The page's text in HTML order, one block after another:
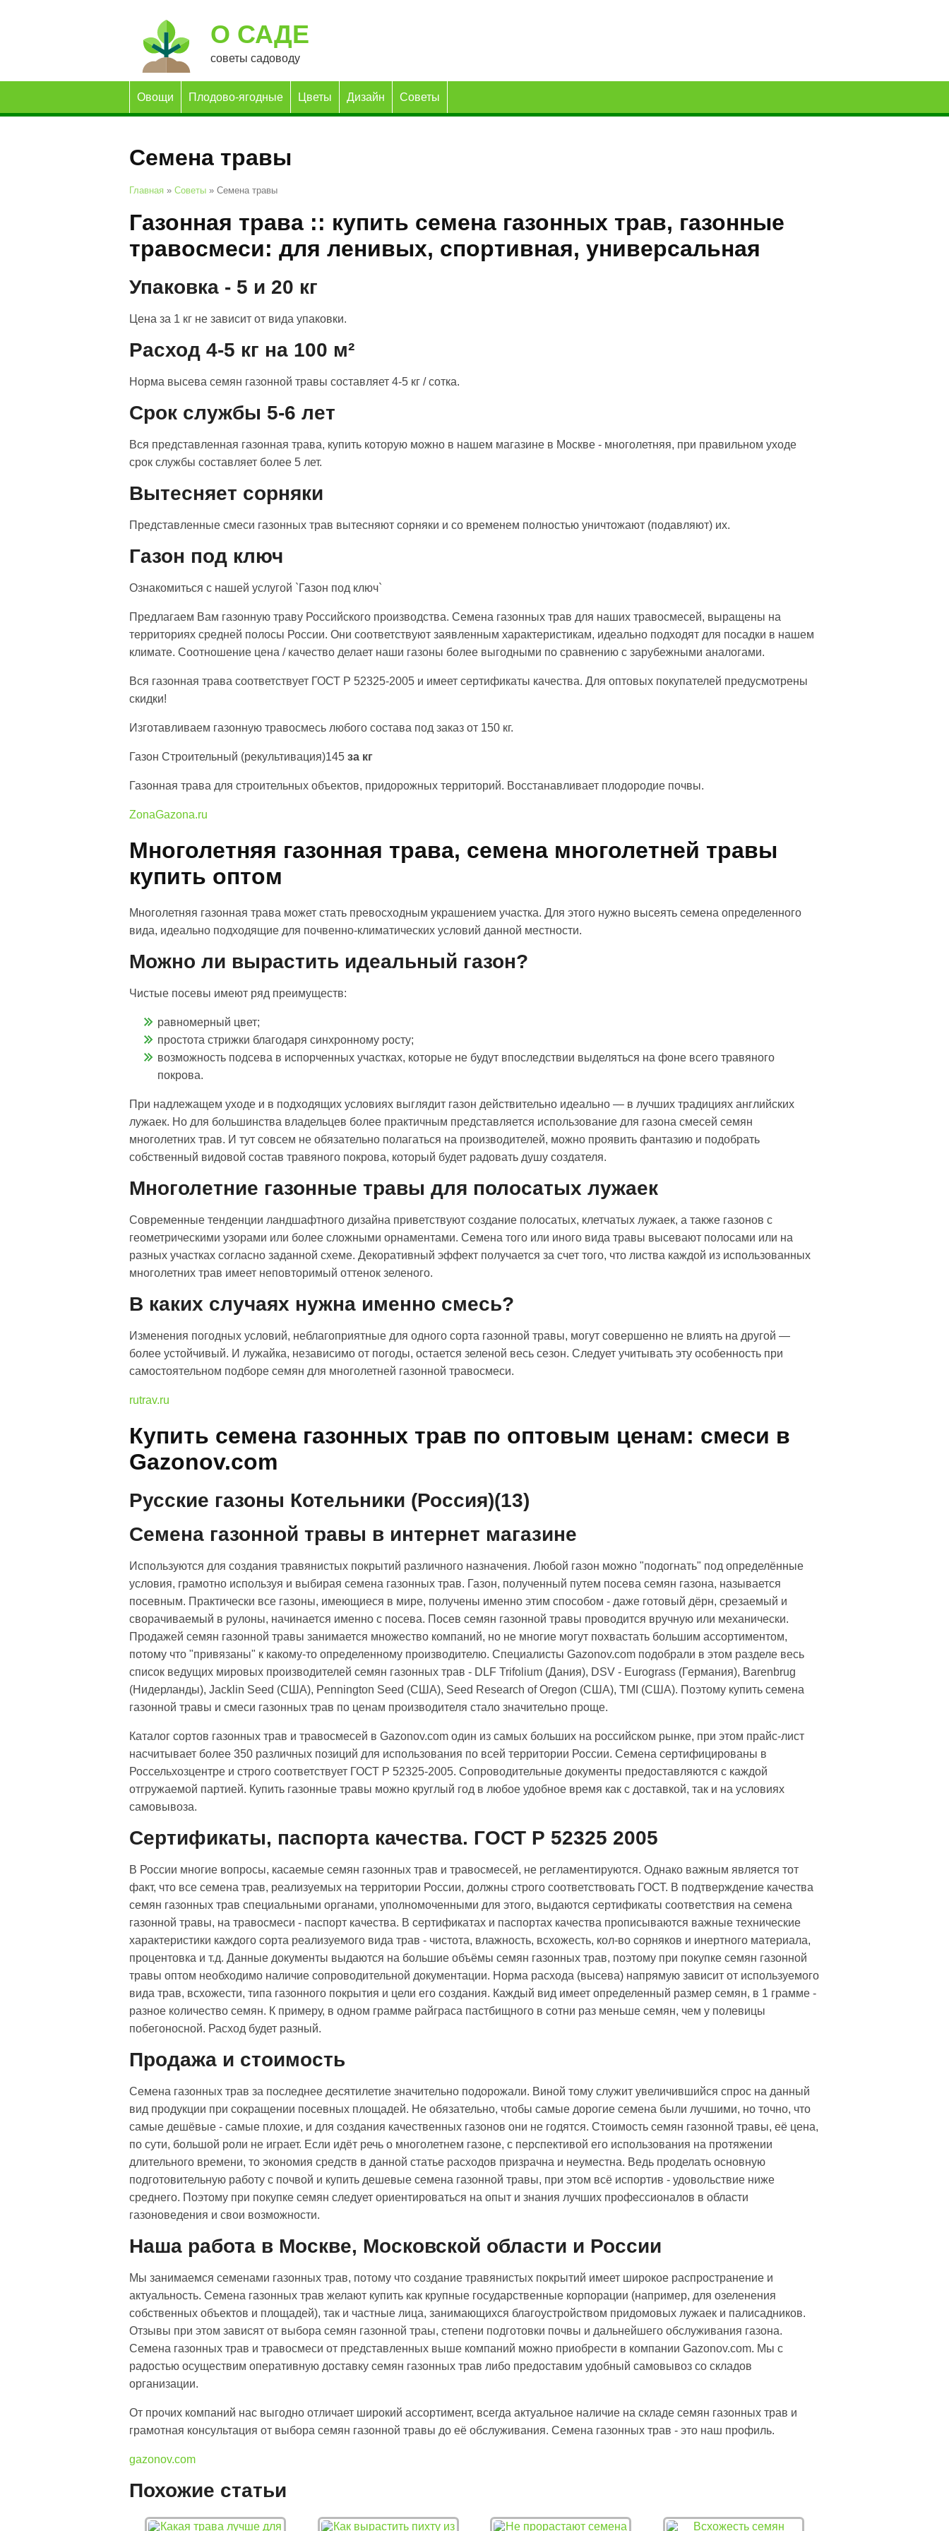
О САДЕ
советы садоводу
Семена травы
Главная » Советы » Семена травы
Газонная трава :: купить семена газонных трав, газонные
травосмеси: для ленивых, спортивная, универсальная
Упаковка - 5 и 20 кг
Цена за 1 кг не зависит от вида упаковки.
Расход 4-5 кг на 100 м²
Норма высева семян газонной травы составляет 4-5 кг / сотка.
Срок службы 5-6 лет
Вся представленная газонная трава, купить которую можно в нашем магазине в Москве - многолетняя, при правильном уходе
срок службы составляет более 5 лет.
Вытесняет сорняки
Представленные смеси газонных трав вытесняют сорняки и со временем полностью уничтожают (подавляют) их.
Газон под ключ
Ознакомиться с нашей услугой `Газон под ключ`
Предлагаем Вам газонную траву Российского производства. Семена газонных трав для наших травосмесей, выращены на
территориях средней полосы России. Они соответствуют заявленным характеристикам, идеально подходят для посадки в нашем
климате. Соотношение цена / качество делает наши газоны более выгодными по сравнению с зарубежными аналогами.
Вся газонная трава соответствует ГОСТ Р 52325-2005 и имеет сертификаты качества. Для оптовых покупателей предусмотрены
скидки!
Изготавливаем газонную травосмесь любого состава под заказ от 150 кг.
Газон Строительный (рекультивация)145 за кг
Газонная трава для строительных объектов, придорожных территорий. Восстанавливает плодородие почвы.
ZonaGazona.ru
Многолетняя газонная трава, семена многолетней травы
купить оптом
Многолетняя газонная трава может стать превосходным украшением участка. Для этого нужно высеять семена определенного
вида, идеально подходящие для почвенно-климатических условий данной местности.
Можно ли вырастить идеальный газон?
Чистые посевы имеют ряд преимуществ:
равномерный цвет;
простота стрижки благодаря синхронному росту;
возможность подсева в испорченных участках, которые не будут впоследствии выделяться на фоне всего травяного
покрова.
При надлежащем уходе и в подходящих условиях выглядит газон действительно идеально — в лучших традициях английских
лужаек. Но для большинства владельцев более практичным представляется использование для газона смесей семян
многолетних трав. И тут совсем не обязательно полагаться на производителей, можно проявить фантазию и подобрать
собственный видовой состав травяного покрова, который будет радовать душу создателя.
Многолетние газонные травы для полосатых лужаек
Современные тенденции ландшафтного дизайна приветствуют создание полосатых, клетчатых лужаек, а также газонов с
геометрическими узорами или более сложными орнаментами. Семена того или иного вида травы высевают полосами или на
разных участках согласно заданной схеме. Декоративный эффект получается за счет того, что листва каждой из использованных
многолетних трав имеет неповторимый оттенок зеленого.
В каких случаях нужна именно смесь?
Изменения погодных условий, неблагоприятные для одного сорта газонной травы, могут совершенно не влиять на другой —
более устойчивый. И лужайка, независимо от погоды, остается зеленой весь сезон. Следует учитывать эту особенность при
самостоятельном подборе семян для многолетней газонной травосмеси.
rutrav.ru
Купить семена газонных трав по оптовым ценам: смеси в
Gazonov.com
Русские газоны Котельники (Россия)(13)
Семена газонной травы в интернет магазине
Используются для создания травянистых покрытий различного назначения. Любой газон можно "подогнать" под определённые
условия, грамотно используя и выбирая семена газонных трав. Газон, полученный путем посева семян газона, называется
посевным. Практически все газоны, имеющиеся в мире, получены именно этим способом - даже готовый дёрн, срезаемый и
сворачиваемый в рулоны, начинается именно с посева. Посев семян газонной травы проводится вручную или механически.
Продажей семян газонной травы занимается множество компаний, но не многие могут похвастать большим ассортиментом,
потому что "привязаны" к какому-то определенному производителю. Специалисты Gazonov.com подобрали в этом разделе весь
список ведущих мировых производителей семян газонных трав - DLF Trifolium (Дания), DSV - Eurograss (Германия), Barenbrug
(Нидерланды), Jacklin Seed (США), Pennington Seed (США), Seed Research of Oregon (США), TMI (США). Поэтому купить семена
газонной травы и смеси газонных трав по ценам производителя стало значительно проще.
Каталог сортов газонных трав и травосмесей в Gazonov.com один из самых больших на российском рынке, при этом прайс-лист
насчитывает более 350 различных позиций для использования по всей территории России. Семена сертифицированы в
Россельхозцентре и строго соответствует ГОСТ Р 52325-2005. Сопроводительные документы предоставляются с каждой
отгружаемой партией. Купить газонные травы можно круглый год в любое удобное время как с доставкой, так и на условиях
самовывоза.
Сертификаты, паспорта качества. ГОСТ Р 52325 2005
В России многие вопросы, касаемые семян газонных трав и травосмесей, не регламентируются. Однако важным является тот
факт, что все семена трав, реализуемых на территории России, должны строго соответствовать ГОСТ. В подтверждение качества
семян газонных трав специальными органами, уполномоченными для этого, выдаются сертификаты соответствия на семена
газонной травы, на травосмеси - паспорт качества. В сертификатах и паспортах качества прописываются важные технические
характеристики каждого сорта реализуемого вида трав - чистота, влажность, всхожесть, кол-во сорняков и инертного материала,
процентовка и т.д. Данные документы выдаются на большие объёмы семян газонных трав, поэтому при покупке семян газонной
травы оптом необходимо наличие сопроводительной документации. Норма расхода (высева) напрямую зависит от используемого
вида трав, всхожести, типа газонного покрытия и цели его создания. Каждый вид имеет определенный размер семян, в 1 грамме -
разное количество семян. К примеру, в одном грамме райграса пастбищного в сотни раз меньше семян, чем у полевицы
побегоносной. Расход будет разный.
Продажа и стоимость
Семена газонных трав за последнее десятилетие значительно подорожали. Виной тому служит увеличившийся спрос на данный
вид продукции при сокращении посевных площадей. Не обязательно, чтобы самые дорогие семена были лучшими, но точно, что
самые дешёвые - самые плохие, и для создания качественных газонов они не годятся. Стоимость семян газонной травы, её цена,
по сути, большой роли не играет. Если идёт речь о многолетнем газоне, с перспективой его использования на протяжении
длительного времени, то экономия средств в данной статье расходов призрачна и неуместна. Ведь проделать основную
подготовительную работу с почвой и купить дешевые семена газонной травы, при этом всё испортив - удовольствие ниже
среднего. Поэтому при покупке семян следует ориентироваться на опыт и знания лучших профессионалов в области
газоноведения и свои возможности.
Наша работа в Москве, Московской области и России
Мы занимаемся семенами газонных трав, потому что создание травянистых покрытий имеет широкое распространение и
актуальность. Семена газонных трав желают купить как крупные государственные корпорации (например, для озеленения
собственных объектов и площадей), так и частные лица, занимающихся благоустройством придомовых лужаек и палисадников.
Отзывы при этом зависят от выбора семян газонной траы, степени подготовки почвы и дальнейшего обслуживания газона.
Семена газонных трав и травосмеси от представленных выше компаний можно приобрести в компании Gazonov.com. Мы с
радостью осуществим оперативную доставку семян газонных трав либо предоставим удобный самовывоз со складов
организации.
От прочих компаний нас выгодно отличает широкий ассортимент, всегда актуальное наличие на складе семян газонных трав и
грамотная консультация от выбора семян газонной травы до её обслуживания. Семена газонных трав - это наш профиль.
gazonov.com
Похожие статьи
Овощи Плодово-ягодные Цветы Дизайн Советы